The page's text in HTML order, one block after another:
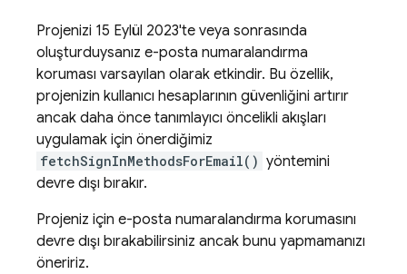
Projenizi 15 Eylül 2023'te veya sonrasında
oluşturduysanız e-posta numaralandırma
koruması varsayılan olarak etkindir. Bu özellik,
projenizin kullanıcı hesaplarının güvenliğini artırır
ancak daha önce tanımlayıcı öncelikli akışları
uygulamak için önerdiğimiz
fetchSignInMethodsForEmail() yöntemini
devre dışı bırakır.
Projeniz için e-posta numaralandırma korumasını
devre dışı bırakabilirsiniz ancak bunu yapmamanızı
öneririz.